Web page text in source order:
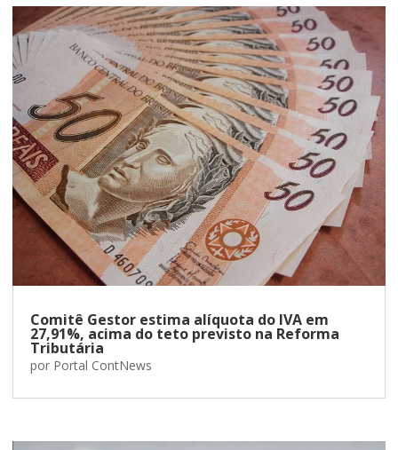
Comitê Gestor estima alíquota do IVA em
27,91%, acima do teto previsto na Reforma
Tributária
por Portal ContNews